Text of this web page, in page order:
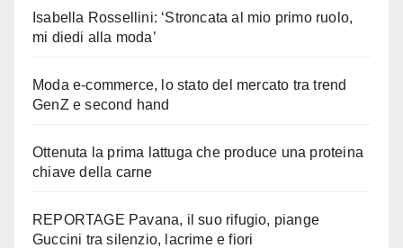
Isabella Rossellini: ‘Stroncata al mio primo ruolo,
mi diedi alla moda’
Moda e-commerce, lo stato del mercato tra trend
GenZ e second hand
Ottenuta la prima lattuga che produce una proteina
chiave della carne
REPORTAGE Pavana, il suo rifugio, piange
Guccini tra silenzio, lacrime e fiori